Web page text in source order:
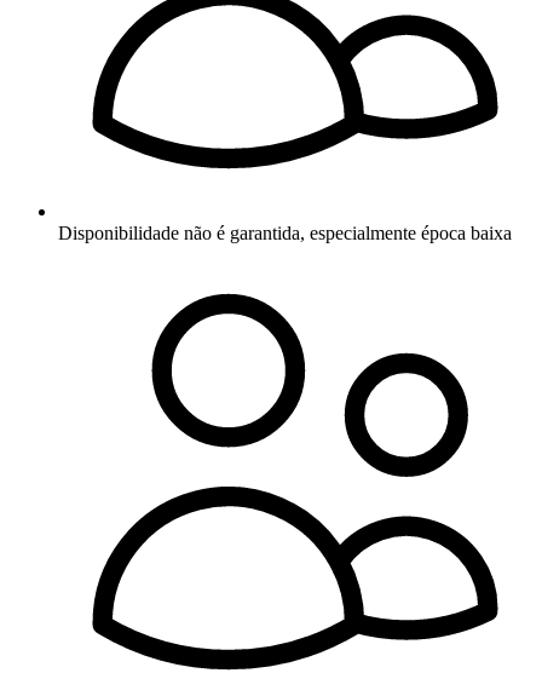
Disponibilidade não é garantida, especialmente época baixa